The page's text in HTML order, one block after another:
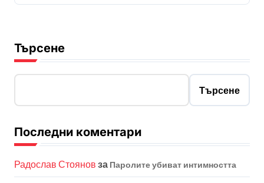
Търсене
Търсене
Последни коментари
Радослав Стоянов за Паролите убиват интимността